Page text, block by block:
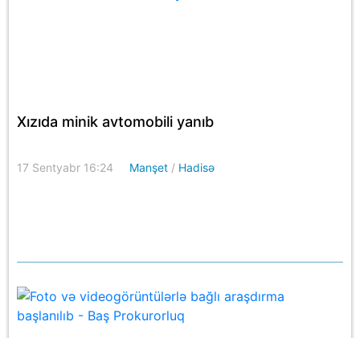
Xızıda minik avtomobili yanıb
17 Sentyabr 16:24 Manşet / Hadisə